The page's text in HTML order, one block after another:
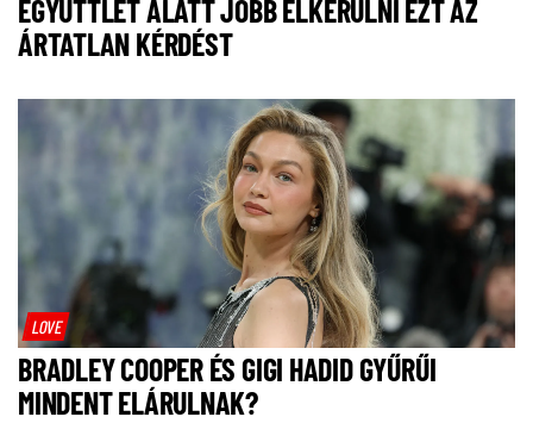
EGYÜTTLÉT ALATT JOBB ELKERÜLNI EZT AZ
ÁRTATLAN KÉRDÉST
LOVE
BRADLEY COOPER ÉS GIGI HADID GYŰRŰI
MINDENT ELÁRULNAK?